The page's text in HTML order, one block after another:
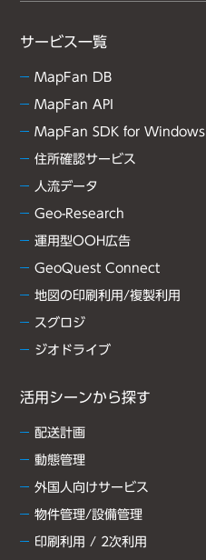
サービス一覧
MapFan DB
MapFan API
MapFan SDK for Windows
住所確認サービス
人流データ
Geo-Research
運用型OOH広告
GeoQuest Connect
地図の印刷利用/複製利用
スグロジ
ジオドライブ
活用シーンから探す
配送計画
動態管理
外国人向けサービス
物件管理/設備管理
印刷利用 / 2次利用